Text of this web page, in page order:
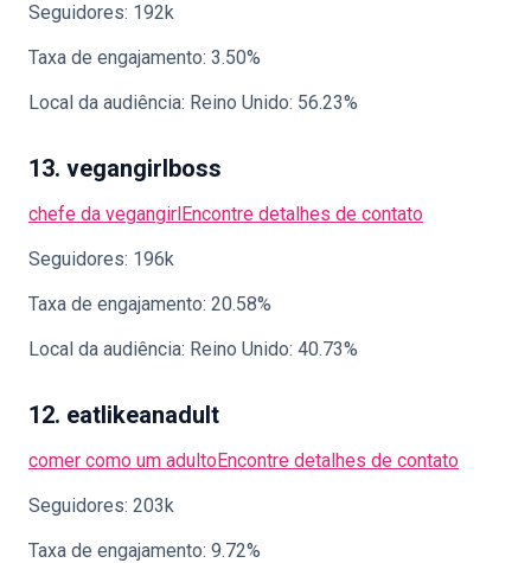
Seguidores: 192k
Taxa de engajamento: 3.50%
Local da audiência: Reino Unido: 56.23%
13. vegangirlboss
chefe da vegangirlEncontre detalhes de contato
Seguidores: 196k
Taxa de engajamento: 20.58%
Local da audiência: Reino Unido: 40.73%
12. eatlikeanadult
comer como um adultoEncontre detalhes de contato
Seguidores: 203k
Taxa de engajamento: 9.72%